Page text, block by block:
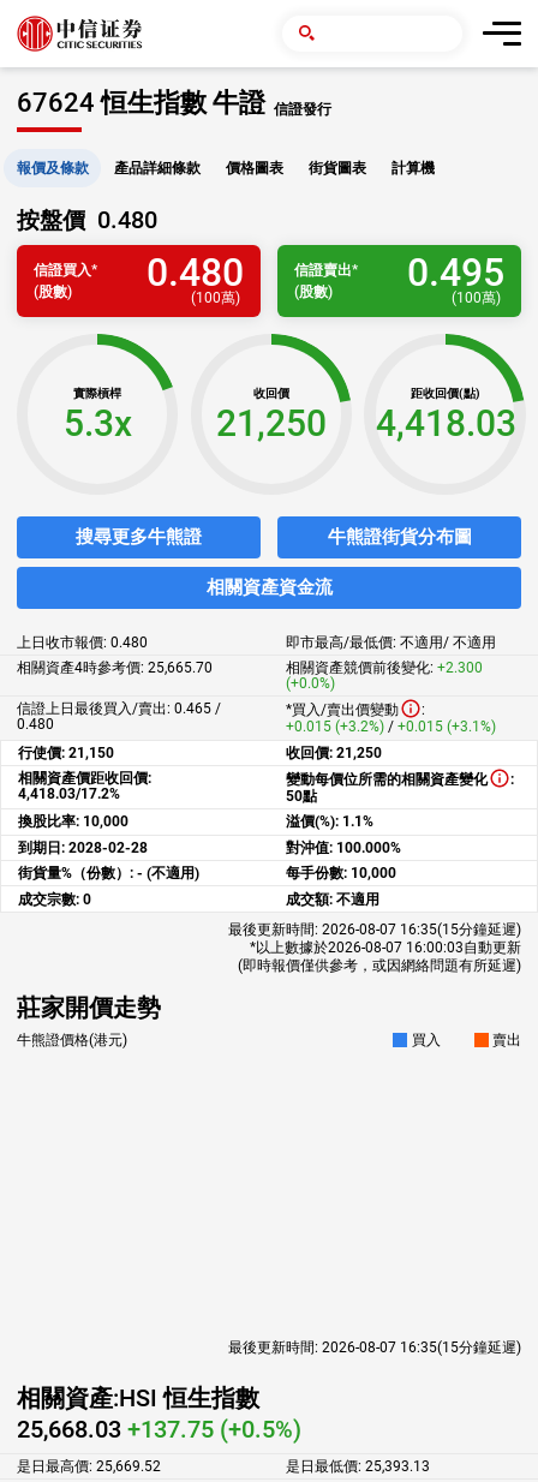
67624 恒生指數 牛證 信證發行
報價及條款 產品詳細條款 價格圖表 街貨圖表 計算機
按盤價 0.480
信證買入*
(股數)
0.480
(100萬)
信證賣出*
(股數)
0.495
(100萬)
實際槓桿
5.3x
收回價
21,250
距收回價(點)
4,418.03
搜尋更多牛熊證 牛熊證街貨分布圖
相關資產資金流
上日收市報價: 0.480 即市最高/最低價: 不適用/ 不適用
相關資產4時參考價: 25,665.70 相關資產競價前後變化: +2.300
(+0.0%)
信證上日最後買入/賣出: 0.465 /
0.480
*買入/賣出價變動
:
+0.015 (+3.2%) / +0.015 (+3.1%)
行使價: 21,150 收回價: 21,250
相關資產價距收回價:
4,418.03/17.2%
變動每價位所需的相關資產變化
:
50點
換股比率: 10,000 溢價(%): 1.1%
到期日: 2028-02-28 對沖值: 100.000%
街貨量%（份數）: - (不適用) 每手份數: 10,000
成交宗數: 0 成交額: 不適用
最後更新時間: 2026-08-07 16:35(15分鐘延遲)
*以上數據於2026-08-07 16:00:03自動更新
(即時報價僅供參考，或因網絡問題有所延遲)
莊家開價走勢
牛熊證價格(港元) 買入 賣出
最後更新時間: 2026-08-07 16:35(15分鐘延遲)
相關資產:HSI 恒生指數
25,668.03 +137.75 (+0.5%)
是日最高價: 25,669.52 是日最低價: 25,393.13